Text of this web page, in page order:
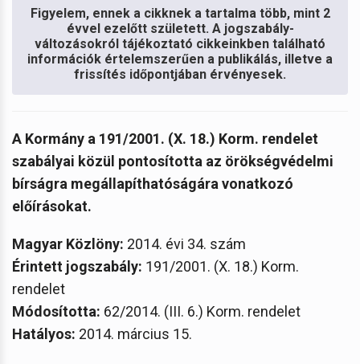
Figyelem, ennek a cikknek a tartalma több, mint 2
évvel ezelőtt született. A jogszabály-
változásokról tájékoztató cikkeinkben található
információk értelemszerűen a publikálás, illetve a
frissítés időpontjában érvényesek.
A Kormány a 191/2001. (X. 18.) Korm. rendelet
szabályai közül pontosította az örökségvédelmi
bírságra megállapíthatóságára vonatkozó
előírásokat.
Magyar Közlöny: 2014. évi 34. szám
Érintett jogszabály: 191/2001. (X. 18.) Korm.
rendelet
Módosította: 62/2014. (III. 6.) Korm. rendelet
Hatályos: 2014. március 15.